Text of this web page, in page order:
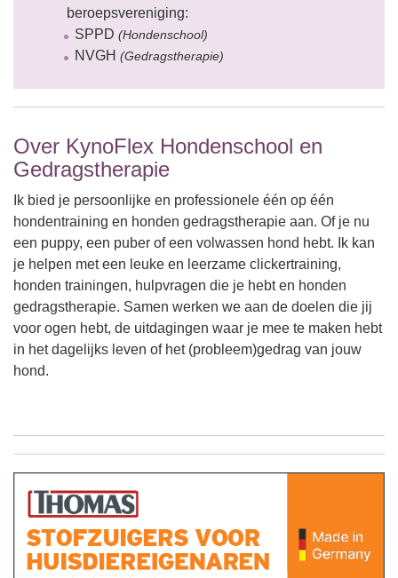
beroepsvereniging:
SPPD (Hondenschool)
NVGH (Gedragstherapie)
Over KynoFlex Hondenschool en
Gedragstherapie
Ik bied je persoonlijke en professionele één op één
hondentraining en honden gedragstherapie aan. Of je nu
een puppy, een puber of een volwassen hond hebt. Ik kan
je helpen met een leuke en leerzame clickertraining,
honden trainingen, hulpvragen die je hebt en honden
gedragstherapie. Samen werken we aan de doelen die jij
voor ogen hebt, de uitdagingen waar je mee te maken hebt
in het dagelijks leven of het (probleem)gedrag van jouw
hond.